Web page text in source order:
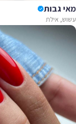
מאי גבות
עשוש, אילת